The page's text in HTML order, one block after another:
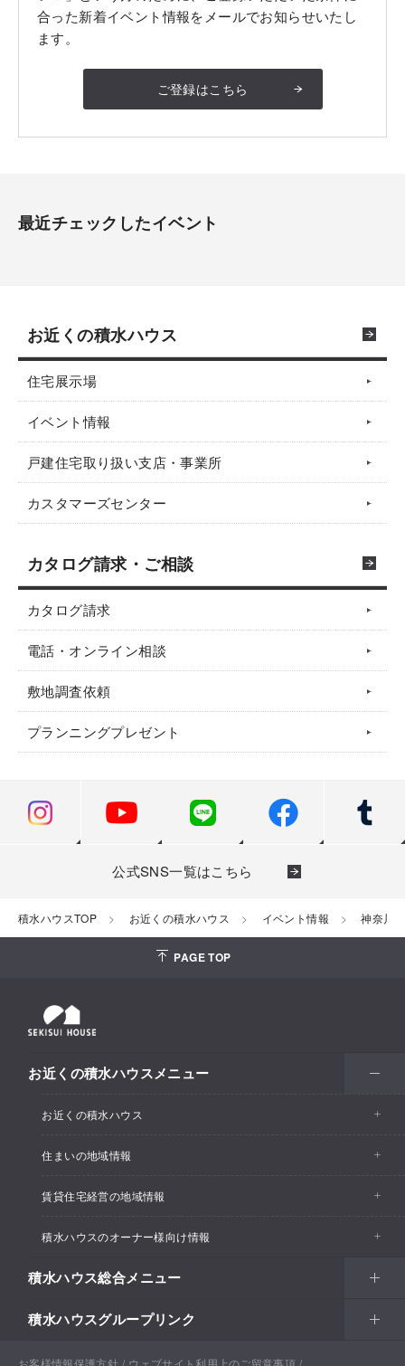
合った新着イベント情報をメールでお知らせいたし
ます。
ご登録はこちら
最近チェックしたイベント
お近くの積水ハウス
住宅展示場
イベント情報
戸建住宅取り扱い支店・事業所
カスタマーズセンター
カタログ請求・ご相談
カタログ請求
電話・オンライン相談
敷地調査依頼
プランニングプレゼント
公式SNS一覧はこちら
積水ハウスTOP お近くの積水ハウス イベント情報 神奈川
PAGE TOP
お近くの積水ハウスメニュー
お近くの積水ハウス
お近くの積水ハウストップ
住まいの地域情報
イベント情報
住宅展示場・ショールーム情報
分譲住宅・土地
賃貸住宅経営の地域情報
イベント情報
支店・事業所情報
賃貸住宅経営（シャーメゾン）
積水ハウスのオーナー様向け情報
カスタマーズセンター
リフォーム
積水ハウス総合メニュー
住まい
戸建住宅
土地活用
積水ハウスグループリンク
積水ハウス ノイエ株式会社
お客様情報保護方針 ウェブサイト利用上のご留意事項